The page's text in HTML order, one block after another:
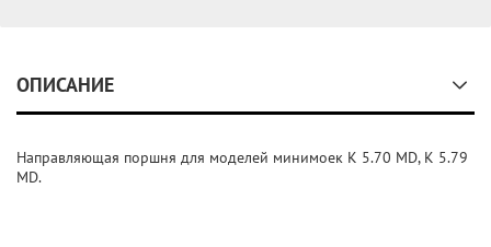
ОПИСАНИЕ
Направляющая поршня для моделей минимоек K 5.70 MD, K 5.79
MD.